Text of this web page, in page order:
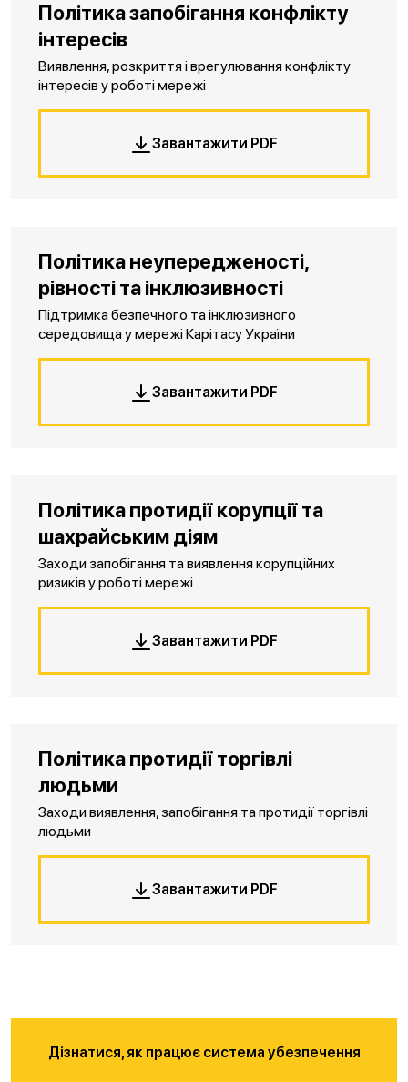
Політика запобігання конфлікту
інтересів
Виявлення, розкриття і врегулювання конфлікту
інтересів у роботі мережі
Завантажити PDF
Політика неупередженості,
рівності та інклюзивності
Підтримка безпечного та інклюзивного
середовища у мережі Карітасу України
Завантажити PDF
Політика протидії корупції та
шахрайським діям
Заходи запобігання та виявлення корупційних
ризиків у роботі мережі
Завантажити PDF
Політика протидії торгівлі
людьми
Заходи виявлення, запобігання та протидії торгівлі
людьми
Завантажити PDF
Дізнатися, як працює система убезпечення